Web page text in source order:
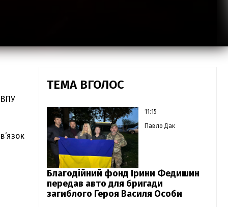
ТЕМА ВГОЛОС
11:15
Павло Дак
Благодійний фонд Ірини Федишин
передав авто для бригади
загиблого Героя Василя Особи